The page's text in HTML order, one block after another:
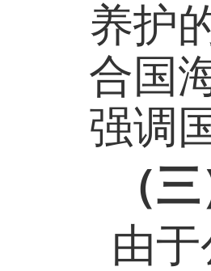
养护
合国
强调
（
由